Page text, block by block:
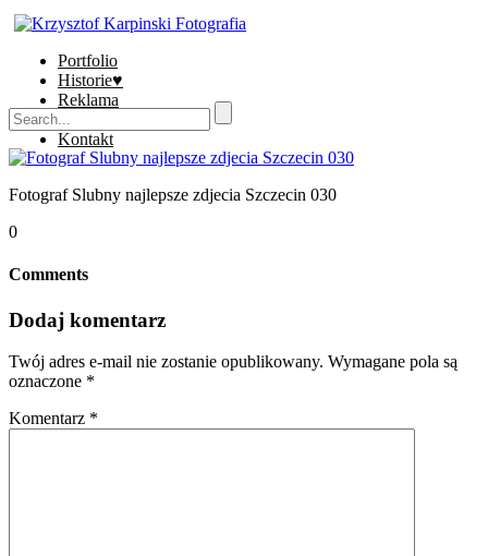
Portfolio
Historie♥
Reklama
Sklep
Kontakt
Fotograf Slubny najlepsze zdjecia Szczecin 030
0
Comments
Dodaj komentarz
Twój adres e-mail nie zostanie opublikowany. Wymagane pola są
oznaczone *
Komentarz *